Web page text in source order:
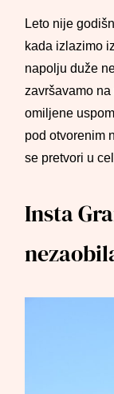
Leto nije
kada izlazimo
napolju duže
završavamo
omiljene
pod otvorenim
se pretvori u
Insta